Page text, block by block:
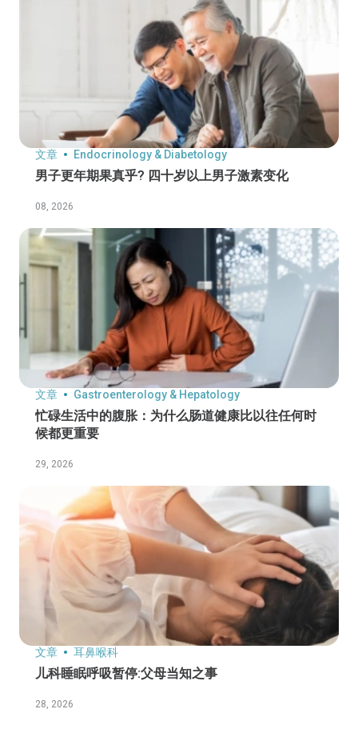
文章 Endocrinology & Diabetology
男子更年期果真乎? 四十岁以上男子激素变化
08, 2026
文章 Gastroenterology & Hepatology
忙碌生活中的腹胀：为什么肠道健康比以往任何时
候都更重要
29, 2026
文章 耳鼻喉科
儿科睡眠呼吸暂停:父母当知之事
28, 2026